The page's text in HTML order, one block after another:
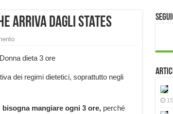
arriva dagli States
dei regimi dietetici, soprattutto negli
bisogna mangiare ogni 3 ore,perché